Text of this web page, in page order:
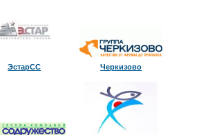
ЭстарСС Черкизово